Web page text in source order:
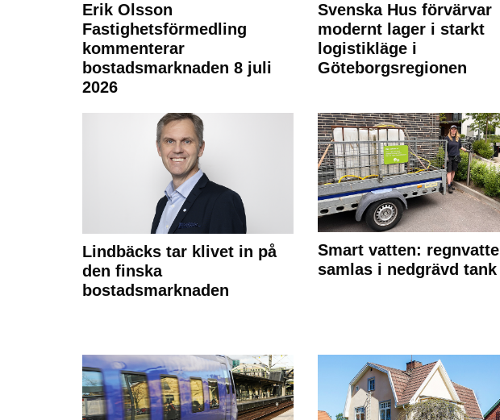
Erik Olsson
Fastighetsförmedling
kommenterar
bostadsmarknaden 8 juli
2026
Svenska Hus förvärvar
modernt lager i starkt
logistikläge i
Göteborgsregionen
Lindbäcks tar klivet in på
den finska
bostadsmarknaden
Smart vatten:
samlas i nedgrävd tank